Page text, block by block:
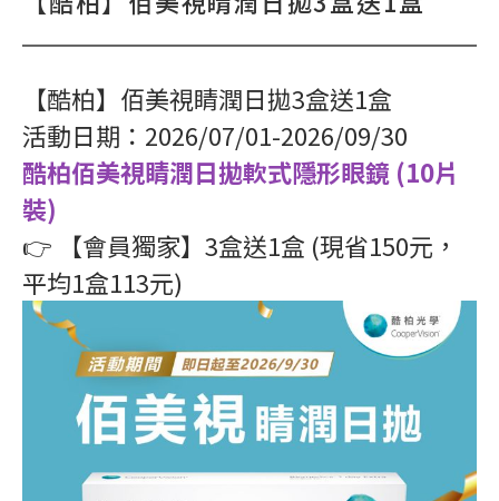
【酷柏】佰美視睛潤日拋3盒送1盒
活動日期：2026/07/01-2026/09/30
酷柏佰美視睛潤日拋軟式隱形眼鏡 (10片
裝)
👉 【會員獨家】3盒送1盒 (現省150元，
平均1盒113元)